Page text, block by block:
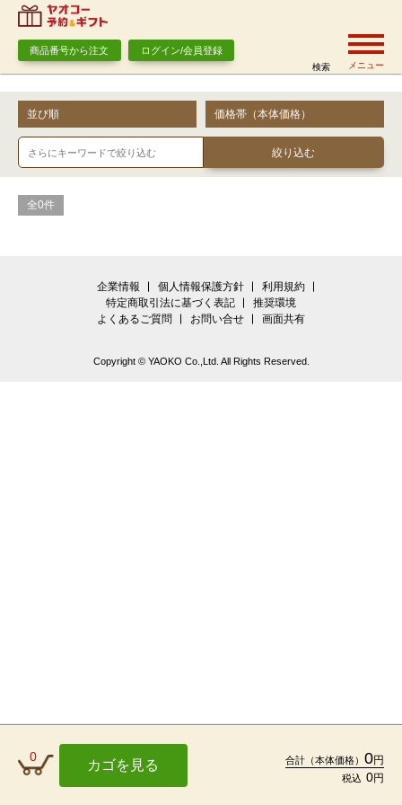
商品番号から注文 ログイン/会員登録
検索 メニュー
並び順 価格帯（本体価格）
全0件
0
カゴを見る 合計（本体価格） 0円
税込 0円
企業情報 個人情報保護方針
利用規約
特定商取引法に基づく表記
推奨環境
よくあるご質問
お問い合せ 画面共有
Copyright © YAOKO Co.,Ltd. All Rights Reserved.